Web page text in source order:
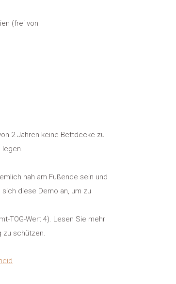
(frei von
2 Jahren keine Bettdecke zu
nah am Fußende sein und
diese Demo an, um zu
TOG-Wert 4). Lesen Sie mehr
zu schützen.